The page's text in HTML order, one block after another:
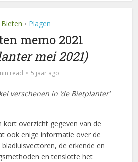
Bieten • Plagen
memo 2021
mei 2021)
read 5 jaar ago
verschenen in ‘de Bietplanter’
overzicht gegeven van de
ook enige informatie over de
de erkende en
en tenslotte het